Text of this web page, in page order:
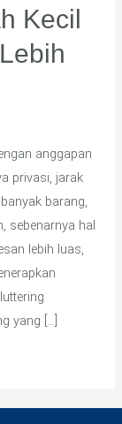
Kecil
anggapan
privasi, jarak
barang,
sebenarnya hal
lebih luas,
yang […]